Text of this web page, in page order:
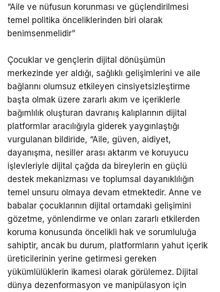
“Aile ve nüfusun korunması ve güçlendirilmesi
temel politika önceliklerinden biri olarak
benimsenmelidir”
Çocuklar ve gençlerin dijital dönüşümün
merkezinde yer aldığı, sağlıklı gelişimlerini ve aile
bağlarını olumsuz etkileyen cinsiyetsizleştirme
başta olmak üzere zararlı akım ve içeriklerle
bağımlılık oluşturan davranış kalıplarının dijital
platformlar aracılığıyla giderek yaygınlaştığı
vurgulanan bildiride, “Aile, güven, aidiyet,
dayanışma, nesiller arası aktarım ve koruyucu
işlevleriyle dijital çağda da bireylerin en güçlü
destek mekanizması ve toplumsal dayanıklılığın
temel unsuru olmaya devam etmektedir. Anne ve
babalar çocuklarının dijital ortamdaki gelişimini
gözetme, yönlendirme ve onları zararlı etkilerden
koruma konusunda öncelikli hak ve sorumluluğa
sahiptir, ancak bu durum, platformların yahut içerik
üreticilerinin yerine getirmesi gereken
yükümlülüklerin ikamesi olarak görülemez. Dijital
dünya dezenformasyon ve manipülasyon için